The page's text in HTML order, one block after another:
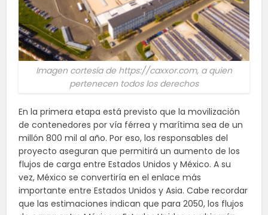
Imagen cortesía de https://caxxor.com, a quien
pertenecen todos los derechos
En la primera etapa está previsto que la movilización
de contenedores por vía férrea y marítima sea de un
millón 800 mil al año. Por eso, los responsables del
proyecto aseguran que permitirá un aumento de los
flujos de carga entre Estados Unidos y México. A su
vez, México se convertiría en el enlace más
importante entre Estados Unidos y Asia. Cabe recordar
que las estimaciones indican que para 2050, los flujos